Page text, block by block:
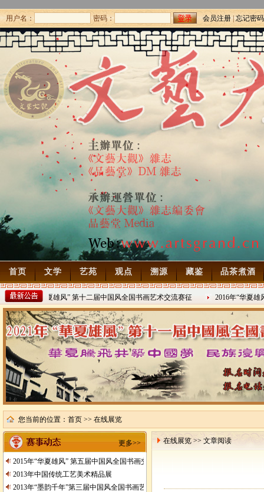
用户名： 密码： 会员注册|忘记密码
首页 文学 艺苑 观点 溯源 藏鉴 品茶煮酒
2022年“华夏雄风” 第十二届中国风全国书画艺术交流赛征
稿2021/8/15
2016年“华夏雄
2016/8/27
您当前的位置： 首页 >> 在线展览
更多>>
2015年“华夏雄风” 第五届中国风全国书画交流赛暨纪念抗日战争胜利70周年书画
2013年中国传统工艺美术精品展
2013年“墨韵千年”第三届中国风全国书画艺术交流赛征稿
在线展览 >> 文章阅读